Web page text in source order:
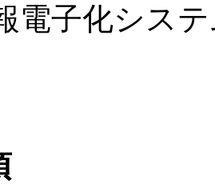
電子化シス